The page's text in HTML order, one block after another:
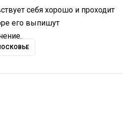
себя хорошо и проходит
его выпишут